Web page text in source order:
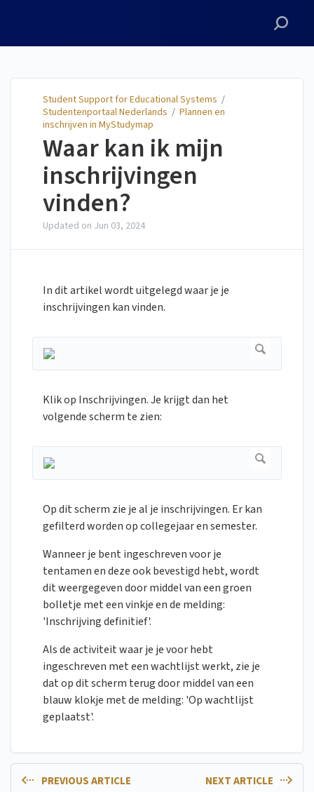
Student Support for Educational Systems /
Studentenportaal Nederlands / Plannen en
inschrijven in MyStudymap
Waar kan ik mijn
inschrijvingen
vinden?
Updated on Jun 03, 2024
In dit artikel wordt uitgelegd waar je je
inschrijvingen kan vinden.
Klik op Inschrijvingen. Je krijgt dan het
volgende scherm te zien:
Op dit scherm zie je al je inschrijvingen. Er kan
gefilterd worden op collegejaar en semester.
Wanneer je bent ingeschreven voor je
tentamen en deze ook bevestigd hebt, wordt
dit weergegeven door middel van een groen
bolletje met een vinkje en de melding:
'Inschrijving definitief'.
Als de activiteit waar je je voor hebt
ingeschreven met een wachtlijst werkt, zie je
dat op dit scherm terug door middel van een
blauw klokje met de melding: 'Op wachtlijst
geplaatst'.
PREVIOUS ARTICLE NEXT ARTICLE